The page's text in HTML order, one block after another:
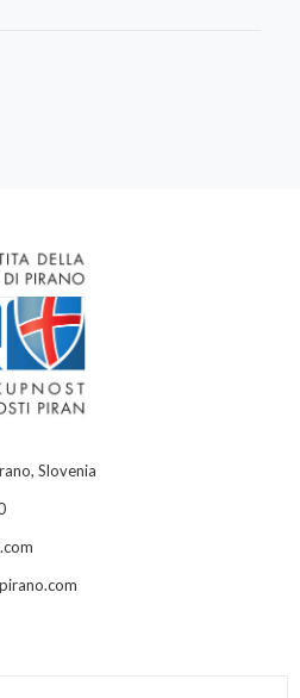
Slovenia